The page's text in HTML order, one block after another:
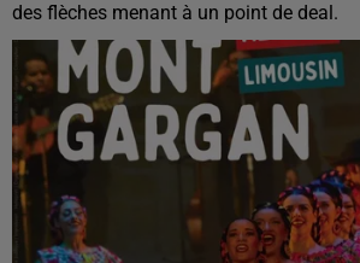
des flèches menant à un point de deal.